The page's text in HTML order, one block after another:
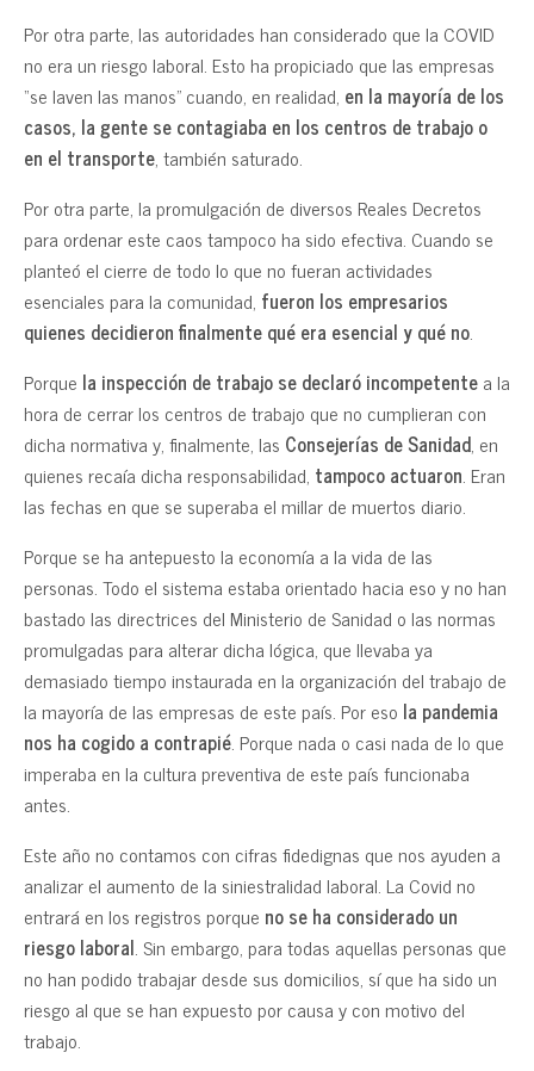
Por otra parte, las autoridades han considerado que la COVID
no era un riesgo laboral. Esto ha propiciado que las empresas
“se laven las manos” cuando, en realidad, en la mayoría de los
casos, la gente se contagiaba en los centros de trabajo o
en el transporte, también saturado.
Por otra parte, la promulgación de diversos Reales Decretos
para ordenar este caos tampoco ha sido efectiva. Cuando se
planteó el cierre de todo lo que no fueran actividades
esenciales para la comunidad, fueron los empresarios
quienes decidieron finalmente qué era esencial y qué no.
Porque la inspección de trabajo se declaró incompetentea la
hora de cerrar los centros de trabajo que no cumplieran con
dicha normativa y, finalmente, las Consejerías de Sanidad, en
quienes recaía dicha responsabilidad, tampoco actuaron. Eran
las fechas en que se superaba el millar de muertos diario.
Porque se ha antepuesto la economía a la vida de las
personas. Todo el sistema estaba orientado hacia eso y no han
bastado las directrices del Ministerio de Sanidad o las normas
promulgadas para alterar dicha lógica, que llevaba ya
demasiado tiempo instaurada en la organización del trabajo de
la mayoría de las empresas de este país. Por eso la pandemia
nos ha cogido a contrapié. Porque nada o casi nada de lo que
imperaba en la cultura preventiva de este país funcionaba
antes.
Este año no contamos con cifras fidedignas que nos ayuden a
analizar el aumento de la siniestralidad laboral. La Covid no
entrará en los registros porque no se ha considerado un
riesgo laboral. Sin embargo, para todas aquellas personas que
no han podido trabajar desde sus domicilios, sí que ha sido un
riesgo al que se han expuesto por causa y con motivo del
trabajo.